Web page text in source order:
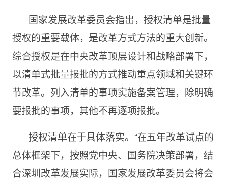
国家发展改革委员会指出，授权清单是批量
授权的重要载体，是改革方式方法的重大创新。
综合授权是在中央改革顶层设计和战略部署下，
以清单式批量报批的方式推动重点领域和关键环
节改革。列入清单的事项实施备案管理，除明确
要报批的事项，其他不再逐项报批。
授权清单在于具体落实。“在五年改革试点的
总体框架下，按照党中央、国务院决策部署，结
合深圳改革发展实际，国家发展改革委员会将会